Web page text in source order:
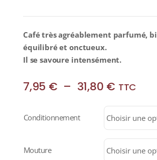
Café très agréablement parfumé,
équilibré et onctueux.
Il se savoure intensément.
7,95 € – 31,80 € Plage
prix :
7,95 €
à
31,80 €
TTC
Conditionnement
Mouture